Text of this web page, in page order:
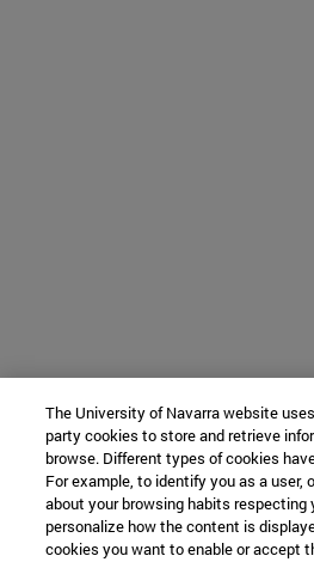
The University of Navarra website
party cookies to store and retrieve
browse. Different types of cookies
For example, to identify you as a user,
about your browsing habits respecting
personalize how the content is
cookies you want to enable or accept